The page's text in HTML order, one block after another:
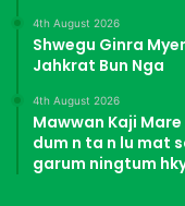
4th August 2026
Shwegu Ginra
Jahkrat Bun Nga
4th August 2026
Mawwan Kaji
dum n ta n lu mat
garum ningtum